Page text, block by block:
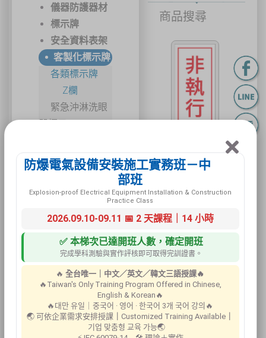
儀器防護器材
標示牌
安全資料表架
客製化標示牌
各類標示牌
Z欄
緊急沖淋洗眼
器標示
商品搜尋
Z-001
防爆電氣設備安裝施工實務班－中
部班
Explosion-proof Electrical Equipment Installation & Construction
Practice Class
2026.09.10-09.11 📅 2 天課程｜14 小時
✅ 本梯次已達開班人數，確定開班
完成學科測驗與實作評核即可取得完訓證書。
🔥全台唯一｜中文／英文／韓文三語授課🔥
🔥Taiwan's Only Training Program Offered in Chinese,
English & Korean🔥
🔥대만 유일｜중국어 · 영어 · 한국어 3개 국어 강의🔥
🌏 可依企業需求安排授課
Customized Training Available
기업 맞춤형 교육 가능🌏